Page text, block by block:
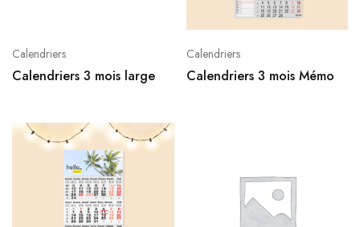
Calendriers
Calendriers 3 mois large
Calendriers
Calendriers 3 mois Mémo